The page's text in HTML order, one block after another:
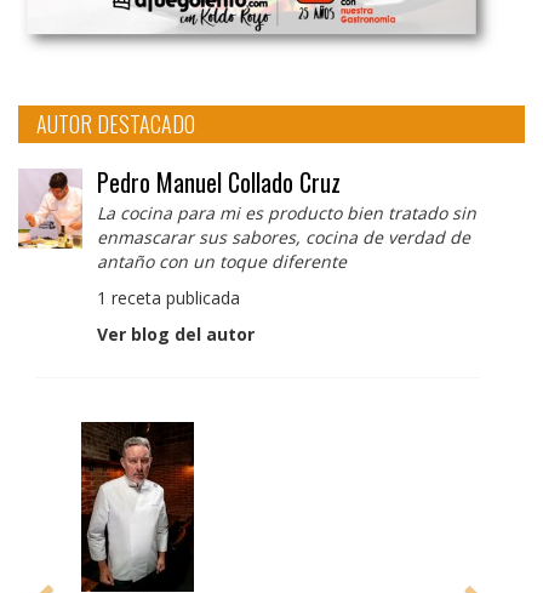
AUTOR DESTACADO
Pedro Manuel Collado Cruz
La cocina para mi es producto bien tratado sin
enmascarar sus sabores, cocina de verdad de
antaño con un toque diferente
1 receta publicada
Ver blog del autor